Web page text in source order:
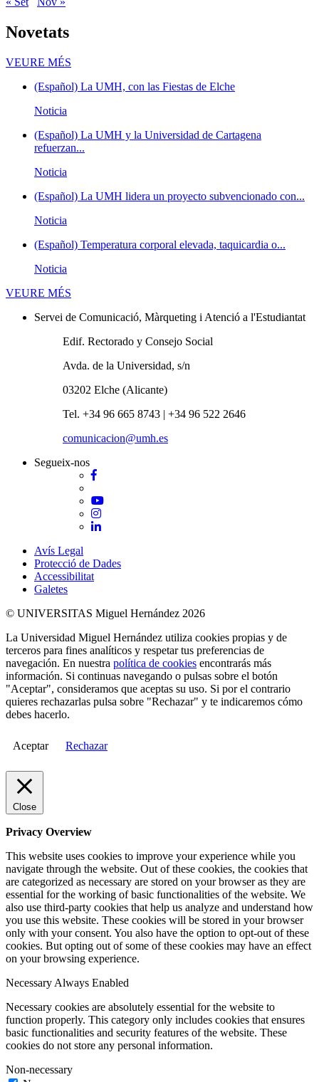
Novetats
VEURE MÉS
(Español) La UMH, con las Fiestas de Elche
Noticia
(Español) La UMH y la Universidad de Cartagena
refuerzan...
Noticia
(Español) La UMH lidera un proyecto subvencionado con...
Noticia
(Español) Temperatura corporal elevada, taquicardia o...
Noticia
VEURE MÉS
Servei de Comunicació, Màrqueting i Atenció a l'Estudiantat
Edif. Rectorado y Consejo Social
Avda. de la Universidad, s/n
03202 Elche (Alicante)
Tel. +34 96 665 8743 | +34 96 522 2646
comunicacion@umh.es
Segueix-nos
Facebook
YouTube
Instagram
LinkedIn
Avís Legal
Protecció de Dades
Accessibilitat
Galetes
© UNIVERSITAS Miguel Hernández 2026
La Universidad Miguel Hernández utiliza cookies propias y de
terceros para fines analíticos y respetar tus preferencias de
navegación. En nuestra política de cookies encontrarás más
información. Si continuas navegando o pulsas sobre el botón
"Aceptar", consideramos que aceptas su uso. Si por el contrario
quieres rechazarlas pulsa sobre "Rechazar" y te indicaremos cómo
debes hacerlo.
Aceptar Rechazar
Close
Privacy Overview
This website uses cookies to improve your experience while you
navigate through the website. Out of these cookies, the cookies that
are categorized as necessary are stored on your browser as they are
essential for the working of basic functionalities of the website. We
also use third-party cookies that help us analyze and understand how
you use this website. These cookies will be stored in your browser
only with your consent. You also have the option to opt-out of these
cookies. But opting out of some of these cookies may have an effect
on your browsing experience.
Necessary Always Enabled
Necessary cookies are absolutely essential for the website to
function properly. This category only includes cookies that ensures
basic functionalities and security features of the website. These
cookies do not store any personal information.
Non-necessary